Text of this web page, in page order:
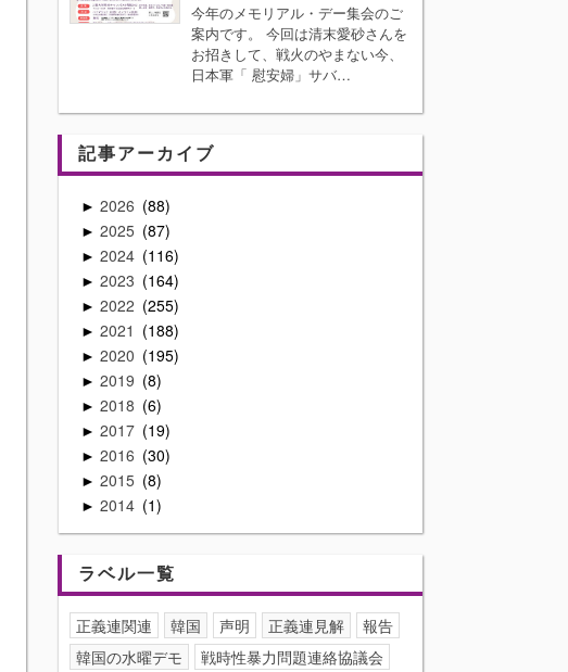
今年のメモリアル・デー集会のご
案内です。 今回は清末愛砂さんを
お招きして、戦火のやまない今、
日本軍「 慰安婦」サバ…
記事アーカイブ
► 2026 88
► 2025 87
► 2024 116
► 2023 164
► 2022 255
► 2021 188
► 2020 195
► 2019 8
► 2018 6
► 2017 19
► 2016 30
► 2015 8
► 2014 1
ラベル一覧
正義連関連 韓国 声明 正義連見解
報告
韓国の水曜デモ
戦時性暴力問題連絡協議会